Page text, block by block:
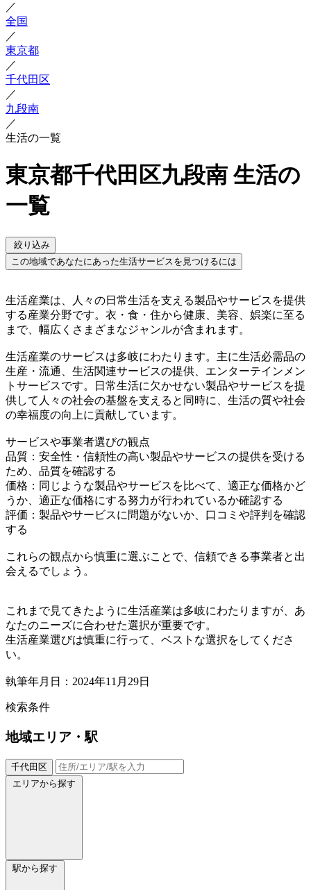
／
全国
／
東京都
／
千代田区
／
九段南
／
生活の一覧
東京都千代田区九段南 生活の
一覧
絞り込み
この地域であなたにあった生活サービスを見つけるには
生活産業は、人々の日常生活を支える製品やサービスを提供
する産業分野です。衣・食・住から健康、美容、娯楽に至る
まで、幅広くさまざまなジャンルが含まれます。
生活産業のサービスは多岐にわたります。主に生活必需品の
生産・流通、生活関連サービスの提供、エンターテインメン
トサービスです。日常生活に欠かせない製品やサービスを提
供して人々の社会の基盤を支えると同時に、生活の質や社会
の幸福度の向上に貢献しています。
サービスや事業者選びの観点
品質：安全性・信頼性の高い製品やサービスの提供を受ける
ため、品質を確認する
価格：同じような製品やサービスを比べて、適正な価格かど
うか、適正な価格にする努力が行われているか確認する
評価：製品やサービスに問題がないか、口コミや評判を確認
する
これらの観点から慎重に選ぶことで、信頼できる事業者と出
会えるでしょう。
これまで見てきたように生活産業は多岐にわたりますが、あ
なたのニーズに合わせた選択が重要です。
生活産業選びは慎重に行って、ベストな選択をしてくださ
い。
執筆年月日：2024年11月29日
検索条件
地域エリア・駅
千代田区
エリアから探す
駅から探す